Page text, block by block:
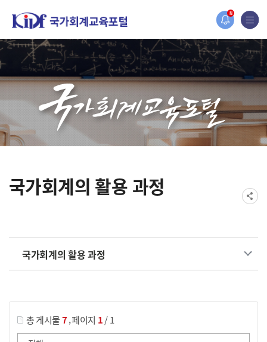
N
홈페이지가 새롭게 개편되었습니다.
한국조세재정연구원홈페이지가 새롭게 개설되었습니다.
국가회계의 활용 과정
국가회계의 활용 과정
총 게시물7,페이지 1/ 1